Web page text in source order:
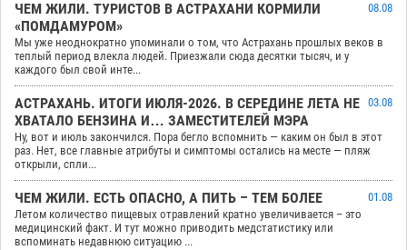
ЧЕМ ЖИЛИ. ТУРИСТОВ В АСТРАХАНИ КОРМИЛИ
«ПОМДАМУРОМ»
08.08
Мы уже неоднократно упоминали о том, что Астрахань прошлых веков в
теплый период влекла людей. Приезжали сюда десятки тысяч, и у
каждого был свой инте...
АСТРАХАНЬ. ИТОГИ ИЮЛЯ-2026. В СЕРЕДИНЕ ЛЕТА НЕ
ХВАТАЛО БЕНЗИНА И… ЗАМЕСТИТЕЛЕЙ МЭРА
03.08
Ну, вот и июль закончился. Пора бегло вспомнить — каким он был в этот
раз. Нет, все главные атрибуты и симптомы остались на месте — пляж
открыли, спли...
ЧЕМ ЖИЛИ. ЕСТЬ ОПАСНО, А ПИТЬ – ТЕМ БОЛЕЕ
01.08
Летом количество пищевых отравлений кратно увеличивается – это
медицинский факт. И тут можно приводить медстатистику или
вспоминать недавнюю ситуацию ...